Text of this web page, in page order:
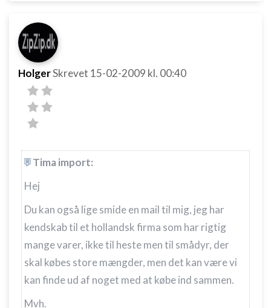
HolgerSkrevet 15-02-2009 kl. 00:40
Tima import:
Hej
Du kan også lige smide en mail til mig, jeg har
kendskab til et hollandsk firma som har rigtig
mange varer, ikke til heste men til smådyr, der
skal købes store mængder, men det kan være vi
kan finde ud af noget med at købe ind sammen.
Mvh.